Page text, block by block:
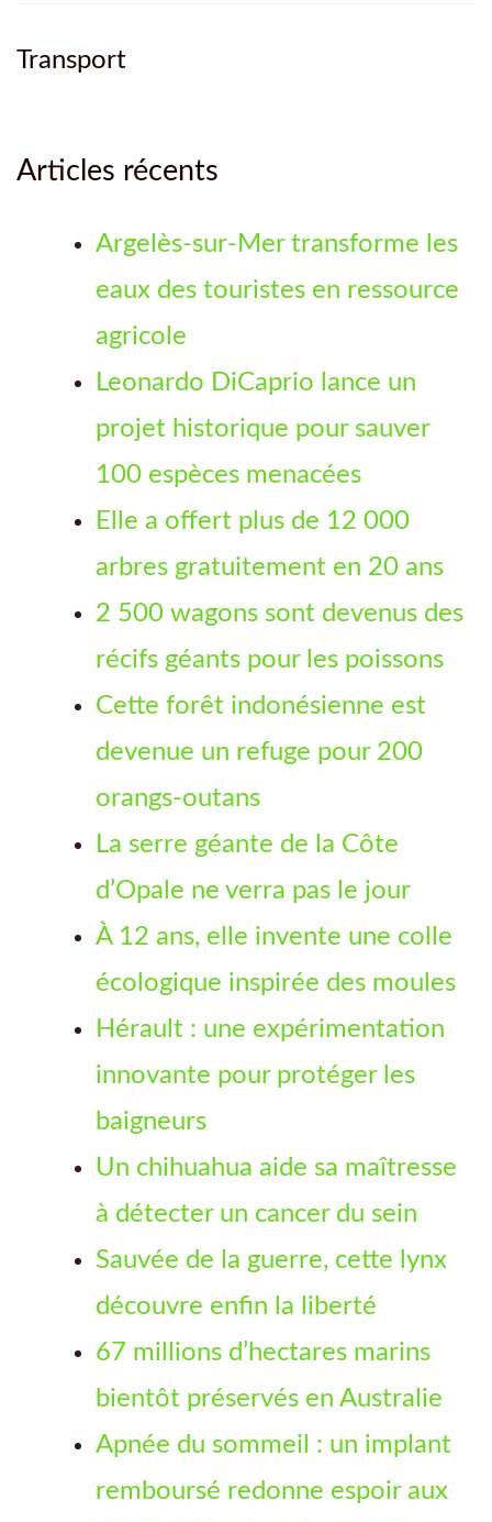
Transport
Articles récents
Argelès-sur-Mer transforme les
eaux des touristes en ressource
agricole
Leonardo DiCaprio lance un
projet historique pour sauver
100 espèces menacées
Elle a offert plus de 12 000
arbres gratuitement en 20 ans
2 500 wagons sont devenus des
récifs géants pour les poissons
Cette forêt indonésienne est
devenue un refuge pour 200
orangs-outans
La serre géante de la Côte
d’Opale ne verra pas le jour
À 12 ans, elle invente une colle
écologique inspirée des moules
Hérault : une expérimentation
innovante pour protéger les
baigneurs
Un chihuahua aide sa maîtresse
à détecter un cancer du sein
Sauvée de la guerre, cette lynx
découvre enfin la liberté
67 millions d’hectares marins
bientôt préservés en Australie
Apnée du sommeil : un implant
remboursé redonne espoir aux